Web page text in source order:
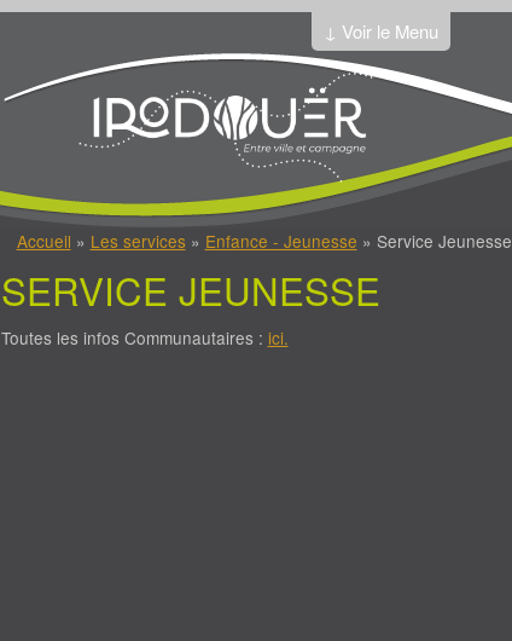
↓ Voir le Menu
Accueil » Les services» Enfance - Jeunesse » Service Jeunesse
SERVICE JEUNESSE
Toutes les infos Communautaires : ici.